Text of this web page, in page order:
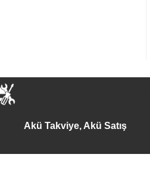
Akü Takviye, Akü Satış